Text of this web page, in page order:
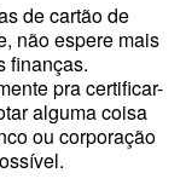
de cartão de
não espere mais
finanças.
pra certificar-
alguma coisa
ou corporação